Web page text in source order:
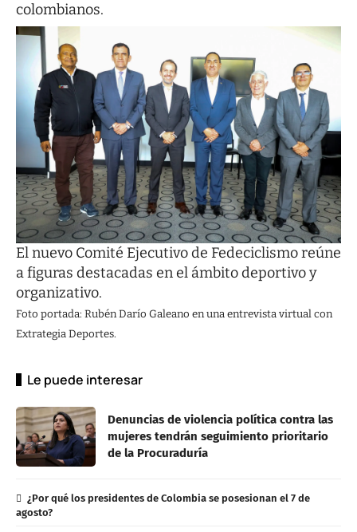
colombianos.
El nuevo Comité Ejecutivo de Fedeciclismo reúne
a figuras destacadas en el ámbito deportivo y
organizativo.
Foto portada: Rubén Darío Galeano en una entrevista virtual con
Extrategia Deportes.
Le puede interesar
Denuncias de violencia política contra las
mujeres tendrán seguimiento prioritario
de la Procuraduría
¿Por qué los presidentes de Colombia se posesionan el 7 de
agosto?